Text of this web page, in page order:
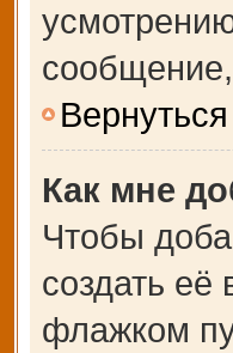
сообщение,
Как мне
Чтобы
создать её
флажком